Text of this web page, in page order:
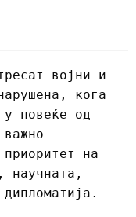
војни и
кога
повеќе од
на
научната,